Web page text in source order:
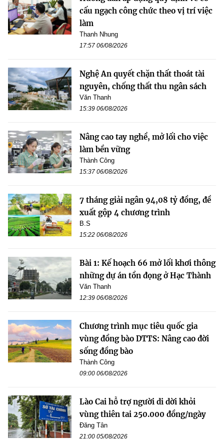
cấu ngạch công chức theo vị trí việc
làm
Thanh Nhung
17:57 06/08/2026
Nghệ An quyết chặn thất thoát tài
nguyên, chống thất thu ngân sách
Văn Thanh
15:39 06/08/2026
Nâng cao tay nghề, mở lối cho việc
làm bền vững
Thành Công
15:37 06/08/2026
7 tháng giải ngân 94,08 tỷ đồng, đề
xuất gộp 4 chương trình
B.S
15:22 06/08/2026
Bài 1: Kế hoạch 66 mở lối khơi thông
những dự án tồn đọng ở Hạc Thành
Văn Thanh
12:39 06/08/2026
Chương trình mục tiêu quốc gia
vùng đồng bào DTTS: Nâng cao đời
sống đồng bào
Thành Công
09:00 06/08/2026
Lào Cai hỗ trợ người di dời khỏi
vùng thiên tai 250.000 đồng/ngày
Đăng Tân
21:00 05/08/2026